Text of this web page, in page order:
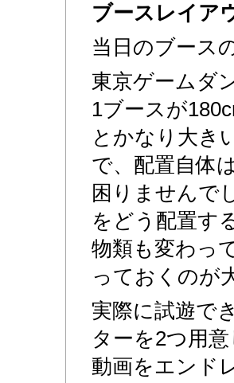
ブースレイア
当日のブース
東京ゲームダ
1ブースが
とかなり大き
で、配置自体
困りませんで
をどう配置す
物類も変わっ
っておくのが
実際に試遊で
ターを2つ用
動画をエンド